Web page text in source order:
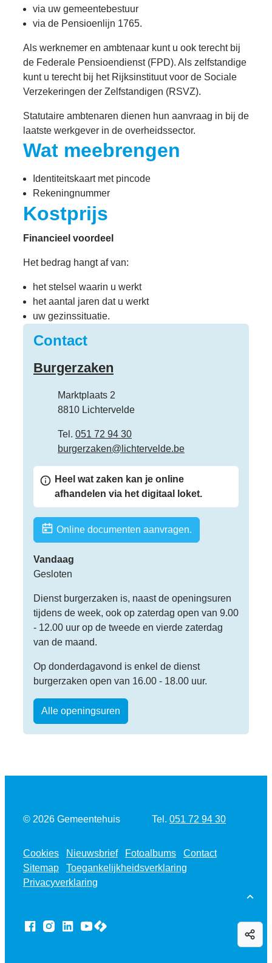
via uw gemeentebestuur
via de Pensioenlijn 1765.
Als werknemer en ambtenaar kunt u ook terecht bij
de Federale Pensioendienst (FPD). Als zelfstandige
kunt u terecht bij het Rijksinstituut voor de Sociale
Verzekeringen der Zelfstandigen (RSVZ).
Statutaire ambtenaren dienen hun aanvraag in bij de
laatste werkgever in de overheidssector.
Wat meebrengen
Identiteitskaart met pincode
Rekeningnummer
Kostprijs
Financieel voordeel
Het bedrag hangt af van:
het stelsel waarin u werkt
het aantal jaren dat u werkt
uw gezinssituatie.
Contact
Burgerzaken
AdresMarktplaats 2
,8810 Lichtervelde
051 72 94 30
E-mailburgerzaken@ lichtervelde.be
Heel wat zaken kan je online
afhandelen via het digitaal loket.
Online documenten aanvragen.
Vandaag
Gesloten
Dienst burgerzaken is, naast de openingsuren
tijdens de week, ook op zaterdag open van 9.00
- 12.00 uur op de tweede en vierde zaterdag
van de maand.
Op donderdagavond is enkel de dienst
burgerzaken open van 16.00 - 18.00 uur.
Alle openingsuren
© 2026 Gemeentehuis 051 72 94 30
Cookies Nieuwsbrief Fotoalbums
Contact
Sitemap
Toegankelijkheidsverklaring
Privacyverklaring
Facebook
Instagram
LinkedInYouTube
LCP nv 2026 ©
Deel